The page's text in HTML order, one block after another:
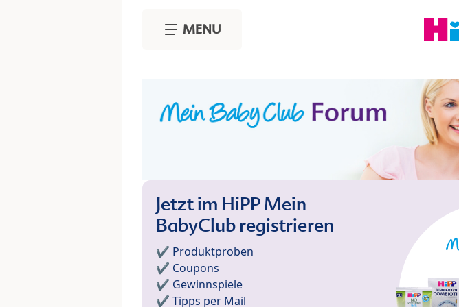
MENU
Jetzt im HiPP Mein
BabyClub registrieren
✔️ Produktproben
✔️ Coupons
✔️ Gewinnspiele
✔️ Tipps per Mail